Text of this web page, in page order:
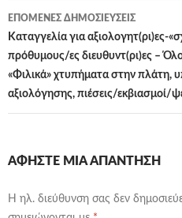
ΕΠΌΜΕΝΕΣ ΔΗΜΟΣΙΕΎΣΕΙΣ
Καταγγελία για αξιολογητ(ρι)ες-
πρόθυμους/ες διευθυντ(ρι)ες –
«Φιλικά» χτυπήματα στην πλάτη,
αξιολόγησης, πιέσεις/εκβιασμοί/
ΑΦΉΣΤΕ ΜΙΑ ΑΠΆΝΤΗΣΗ
Η ηλ. διεύθυνση σας δεν